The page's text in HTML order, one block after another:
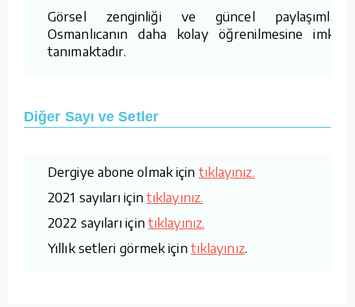
Görsel zenginliği ve güncel paylaşımları,
Osmanlıcanın daha kolay öğrenilmesine imkan
tanımaktadır.
Diğer Sayı ve Setler
Dergiye abone olmak içintıklayınız.
2021 sayıları içintıklayınız.
2022 sayıları içintıklayınız.
Yıllık setleri görmek içintıklayınız.